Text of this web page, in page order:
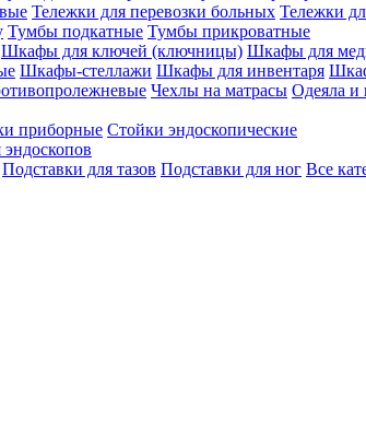
Тележки для перевозки больных Тележки
Тумбы подкатные Тумбы прикроватные
Шкафы для ключей (ключницы) Шкафы для
Шкафы-стеллажи Шкафы для инвентаря
Чехлы на матрасы Одеяла и
приборные Стойки эндоскопические
Подставки для тазов Подставки для ног Все